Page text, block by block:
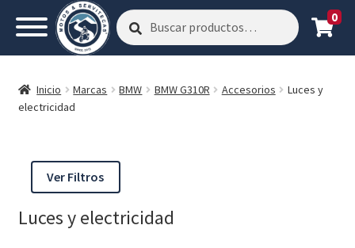
Buscar
por:
Buscar 0
Inicio Marcas BMW BMW G310R Accesorios
Luces y
electricidad
Ver Filtros
Luces y electricidad